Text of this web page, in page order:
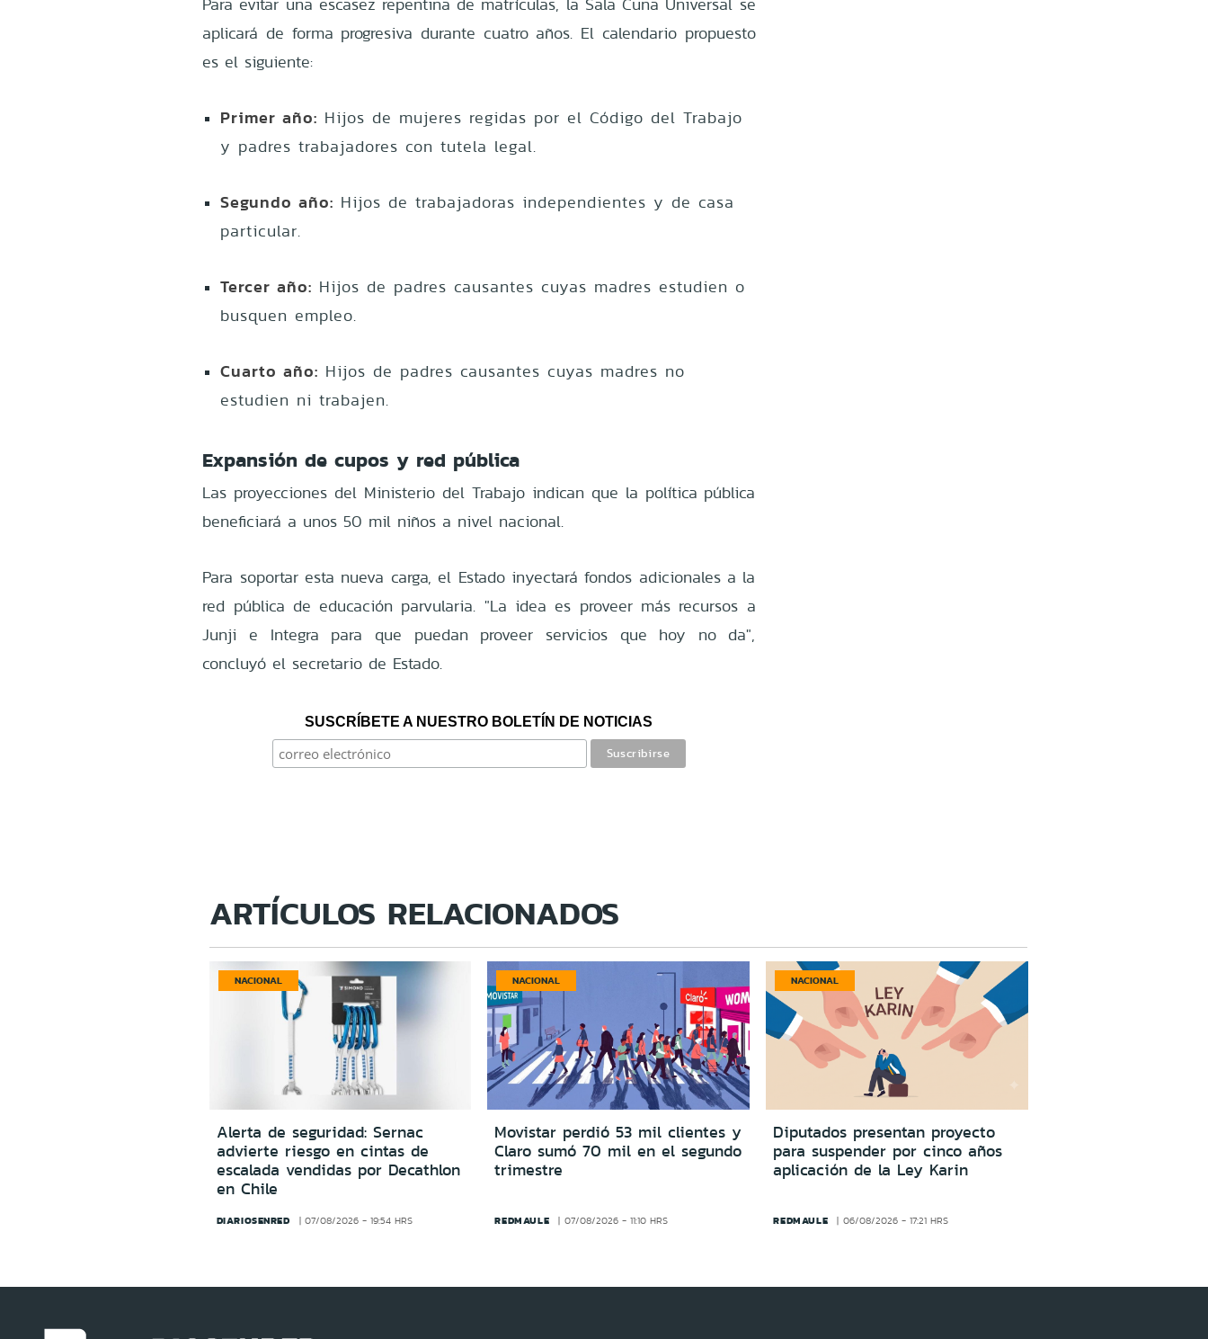
aplicará de forma progresiva durante cuatro años. El calendario propuesto
es el siguiente:
Primer año: Hijos de mujeres regidas por el Código del Trabajo
y padres trabajadores con tutela legal.
Segundo año: Hijos de trabajadoras independientes y de casa
particular.
Tercer año: Hijos de padres causantes cuyas madres estudien o
busquen empleo.
Cuarto año: Hijos de padres causantes cuyas madres no
estudien ni trabajen.
Expansión de cupos y red pública
Las proyecciones del Ministerio del Trabajo indican que la política pública
beneficiará a unos 50 mil niños a nivel nacional.
Para soportar esta nueva carga, el Estado inyectará fondos adicionales a la
red pública de educación parvularia. "La idea es proveer más recursos a
Junji e Integra para que puedan proveer servicios que hoy no da",
concluyó el secretario de Estado.
SUSCRÍBETE A NUESTRO BOLETÍN DE NOTICIAS
ARTÍCULOS RELACIONADOS
NACIONAL
Alerta de seguridad: Sernac
advierte riesgo en cintas de
escalada vendidas por Decathlon
en Chile
DIARIOSENRED 07/08/2026 - 19:54 HRS
NACIONAL
Movistar perdió 53 mil clientes y
Claro sumó 70 mil en el segundo
trimestre
REDMAULE 07/08/2026 - 11:10 HRS
NACIONAL
Diputados presentan proyecto
para suspender por cinco años
aplicación de la Ley Karin
REDMAULE 06/08/2026 - 17:21 HRS